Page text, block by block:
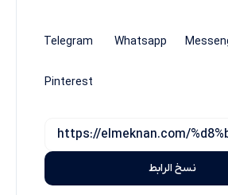
Whatsapp
Telegram
Pinterest
نسخ الرابط